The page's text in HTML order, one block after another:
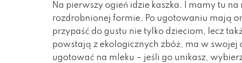
Na pierwszy ogień idzie kaszka. I mamy tu
rozdrobnionej formie. Po ugotowaniu mają
przypaść do gustu nie tylko dzieciom, lecz
powstają z ekologicznych zbóż, ma w swojej
ugotować na mleku – jeśli go unikasz,